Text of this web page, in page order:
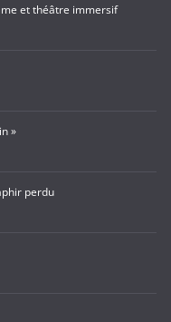
et théâtre immersif
»
perdu